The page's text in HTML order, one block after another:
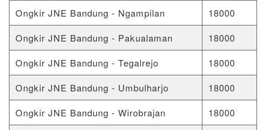
Ongkir JNE Bandung - Ngampilan
18000
Ongkir JNE Bandung - Pakualaman
18000
Ongkir JNE Bandung - Tegalrejo
18000
Ongkir JNE Bandung - Umbulharjo
18000
Ongkir JNE Bandung - Wirobrajan
18000